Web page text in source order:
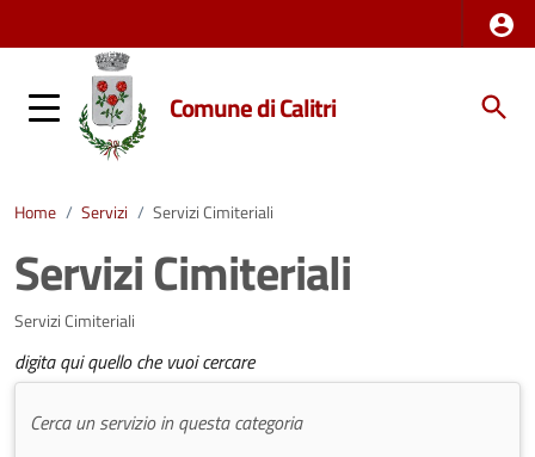
Comune di Calitri
Home / Servizi / Servizi Cimiteriali
Servizi Cimiteriali
Servizi Cimiteriali
digita qui quello che vuoi cercare